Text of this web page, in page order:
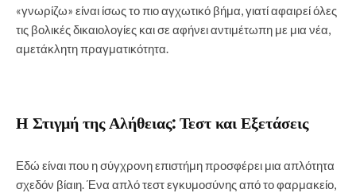
«γνωρίζω» είναι ίσως το πιο αγχωτικό βήμα, γιατί αφαιρεί όλες
τις βολικές δικαιολογίες και σε αφήνει αντιμέτωπη με μια νέα,
αμετάκλητη πραγματικότητα.
Η Στιγμή της Αλήθειας: Τεστ και Εξετάσεις
Εδώ είναι που η σύγχρονη επιστήμη προσφέρει μια απλότητα
σχεδόν βίαιη. Ένα απλό τεστ εγκυμοσύνης από το φαρμακείο,